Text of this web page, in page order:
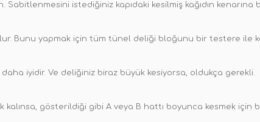
Sabitlenmesini istediğiniz kapıdaki kesilmiş kağıdın kenarına
Bunu yapmak için tüm tünel deliği bloğunu bir testere ile
iyidir. Ve deliğiniz biraz büyük kesiyorsa, oldukça gerekli.
kalınsa, gösterildiği gibi A veya B hattı boyunca kesmek için